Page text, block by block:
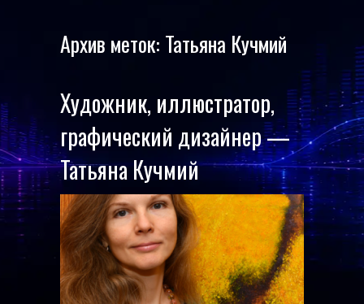
Архив меток: Татьяна Кучмий
Художник, иллюстратор,
графический дизайнер —
Татьяна Кучмий